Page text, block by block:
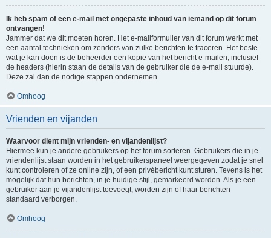
Ik heb spam of een e-mail met ongepaste inhoud van iemand op dit forum
ontvangen!
Jammer dat we dit moeten horen. Het e-mailformulier van dit forum werkt met
een aantal technieken om zenders van zulke berichten te traceren. Het beste
wat je kan doen is de beheerder een kopie van het bericht e-mailen, inclusief
de headers (hierin staan de details van de gebruiker die de e-mail stuurde).
Deze zal dan de nodige stappen ondernemen.
Omhoog
Vrienden en vijanden
Waarvoor dient mijn vrienden- en vijandenlijst?
Hiermee kun je andere gebruikers op het forum sorteren. Gebruikers die in je
vriendenlijst staan worden in het gebruikerspaneel weergegeven zodat je snel
kunt controleren of ze online zijn, of een privébericht kunt sturen. Tevens is het
mogelijk dat hun berichten, in je huidige stijl, gemarkeerd worden. Als je een
gebruiker aan je vijandenlijst toevoegt, worden zijn of haar berichten
standaard verborgen.
Omhoog